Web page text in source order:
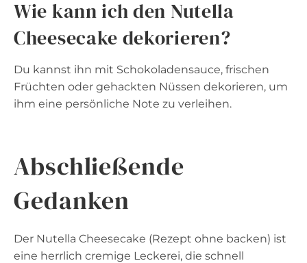
Wie kann ich den Nutella
Cheesecake dekorieren?
Du kannst ihn mit Schokoladensauce, frischen
Früchten oder gehackten Nüssen dekorieren, um
ihm eine persönliche Note zu verleihen.
Abschließende
Gedanken
Der Nutella Cheesecake (Rezept ohne backen) ist
eine herrlich cremige Leckerei, die schnell